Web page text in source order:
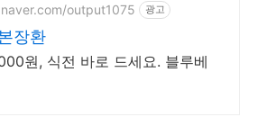
output1075 광고
장환
원, 식전 바로 드세요. 블루베